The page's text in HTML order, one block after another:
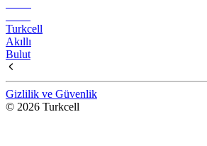
Turkcell
Akıllı
Bulut
Gizlilik ve Güvenlik
© 2026 Turkcell